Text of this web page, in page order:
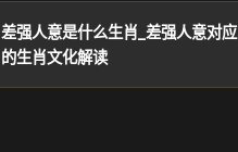
差强人意是什么生肖_差强人意对应
的生肖文化解读